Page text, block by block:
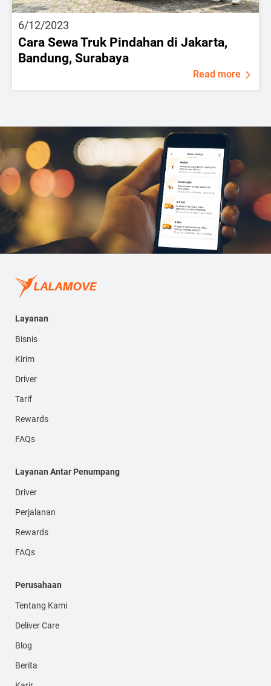
6/12/2023
Cara Sewa Truk Pindahan di Jakarta,
Bandung, Surabaya
Read more
Layanan
Bisnis
Kirim
Driver
Tarif
Rewards
FAQs
Layanan Antar Penumpang
Driver
Perjalanan
Rewards
FAQs
Perusahaan
Tentang Kami
Deliver Care
Blog
Berita